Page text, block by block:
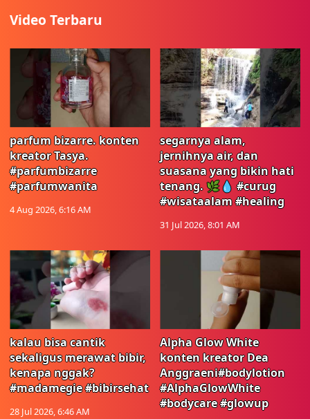
Video Terbaru
parfum bizarre. konten
kreator Tasya.
#parfumbizarre
#parfumwanita
4 Aug 2026, 6:16 AM
segarnya alam,
jernihnya air, dan
suasana yang bikin hati
tenang. 🌿💧 #curug
#wisataalam #healing
31 Jul 2026, 8:01 AM
kalau bisa cantik
sekaligus merawat bibir,
kenapa nggak?
#madamegie #bibirsehat
28 Jul 2026, 6:46 AM
Alpha Glow White
konten kreator Dea
Anggraeni#bodylotion
#AlphaGlowWhite
#bodycare #glowup